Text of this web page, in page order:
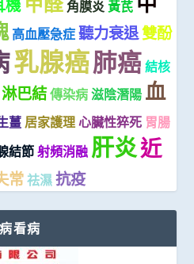
機 角膜炎 黃芪
高血壓急症 聽力衰退雙酚
乳腺癌肺癌 結核
淋巴結傳染病 滋陰潛陽 血
薑 居家護理 心臟性猝死 胃腸
結節 射頻消融 肝炎近
常 祛濕 抗疫
看病